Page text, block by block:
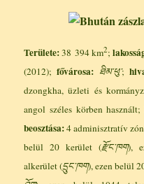
Területe:38 394 km2;
(2012);fővárosa: ཐིམ་ཕུ་;
dzongkha, üzleti és
angol széles körben használt;
beosztása:4 adminisztratív
belül 20 kerület (རྫོང་ཁག),
alkerület (དྲུང་ཁག), ezen belül